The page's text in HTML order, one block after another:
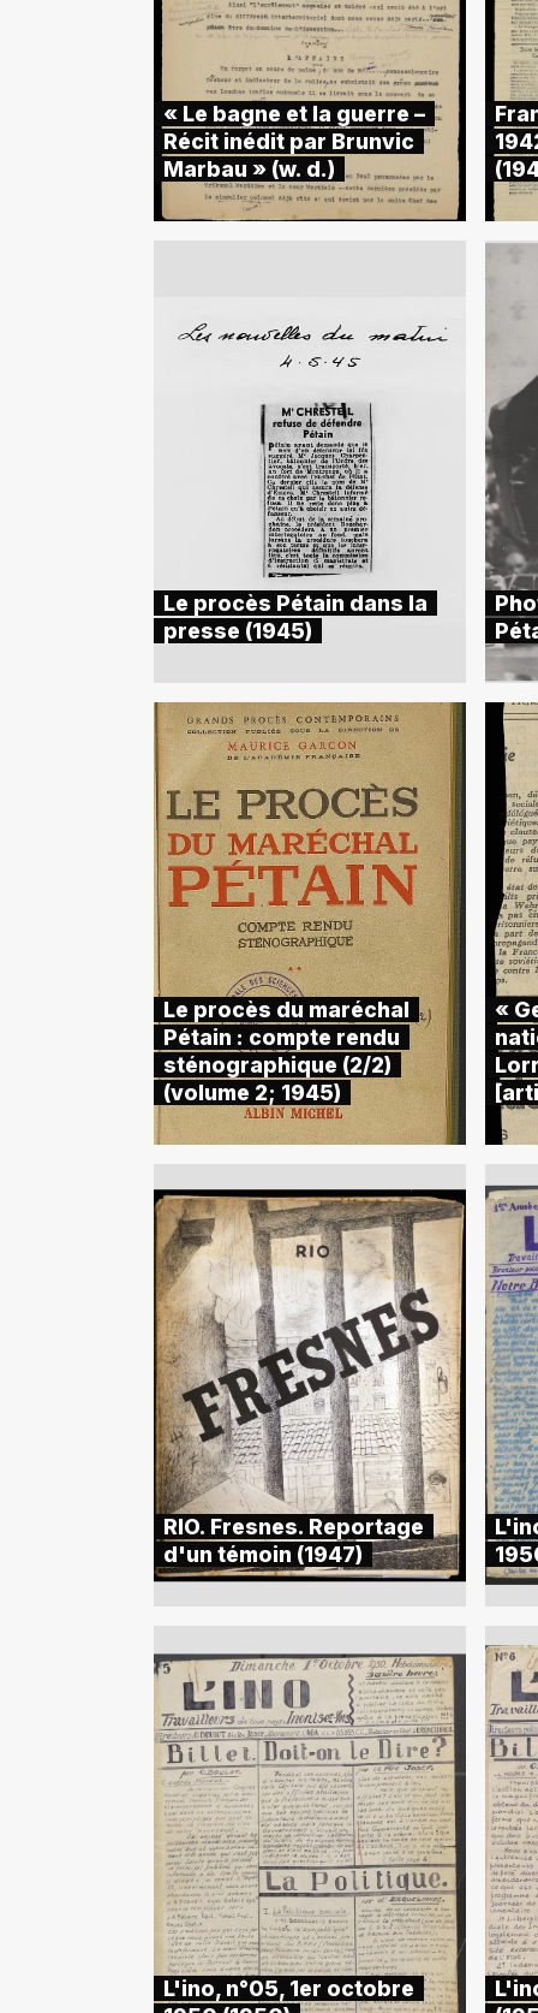
« Le bagne et la guerre –
Récit inédit par Brunvic
Marbau » (w. d.)
Le procès Pétain dans la
presse (1945)
Le procès du maréchal
Pétain : compte rendu
sténographique (2/2)
(volume 2; 1945)
«
RIO. Fresnes. Reportage
d'un témoin (1947)
L'ino, n°05, 1er octobre